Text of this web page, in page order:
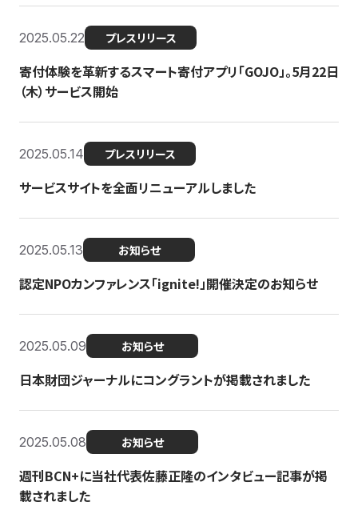
2025.05.22 プレスリリース
寄付体験を革新するスマート寄付アプリ「GOJO」。5月22日
（木）サービス開始
2025.05.14 プレスリリース
サービスサイトを全面リニューアルしました
2025.05.13 お知らせ
認定NPOカンファレンス「ignite!」開催決定のお知らせ
2025.05.09 お知らせ
日本財団ジャーナルにコングラントが掲載されました
2025.05.08 お知らせ
週刊BCN+に当社代表佐藤正隆のインタビュー記事が掲
載されました